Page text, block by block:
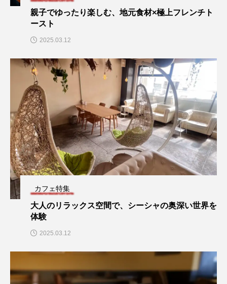
親子でゆったり楽しむ、地元食材×極上フレンチト
ースト
2025.03.12
カフェ特集
大人のリラックス空間で、シーシャの奥深い世界を
体験
2025.03.12